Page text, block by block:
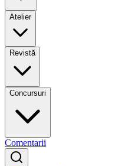
Atelier
Revistă
Concursuri
Comentarii